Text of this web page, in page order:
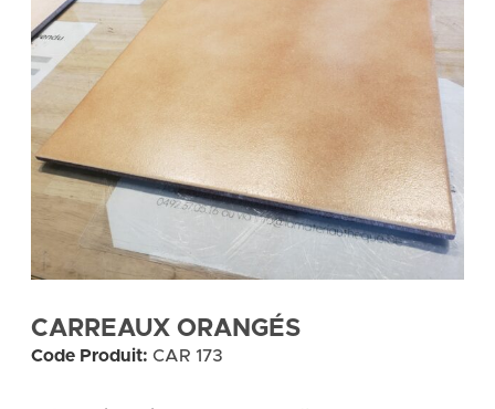
CARREAUX ORANGÉS
Code Produit: CAR 173